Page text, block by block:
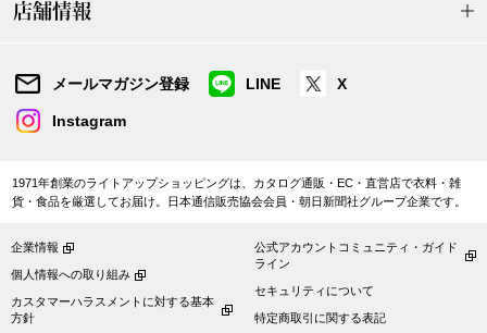
【特集】
店舗情報
メールマガジン登録 LINE X
Instagram
1971年創業のライトアップショッピングは、カタログ通販・EC・直営店で衣料・雑
貨・食品を厳選してお届け。日本通信販売協会会員・朝日新聞社グループ企業です。
企業情報
個人情報への取り組み
カスタマーハラスメントに対する基本
方針
公式アカウントコミュニティ・ガイド
ライン
セキュリティについて
特定商取引に関する表記